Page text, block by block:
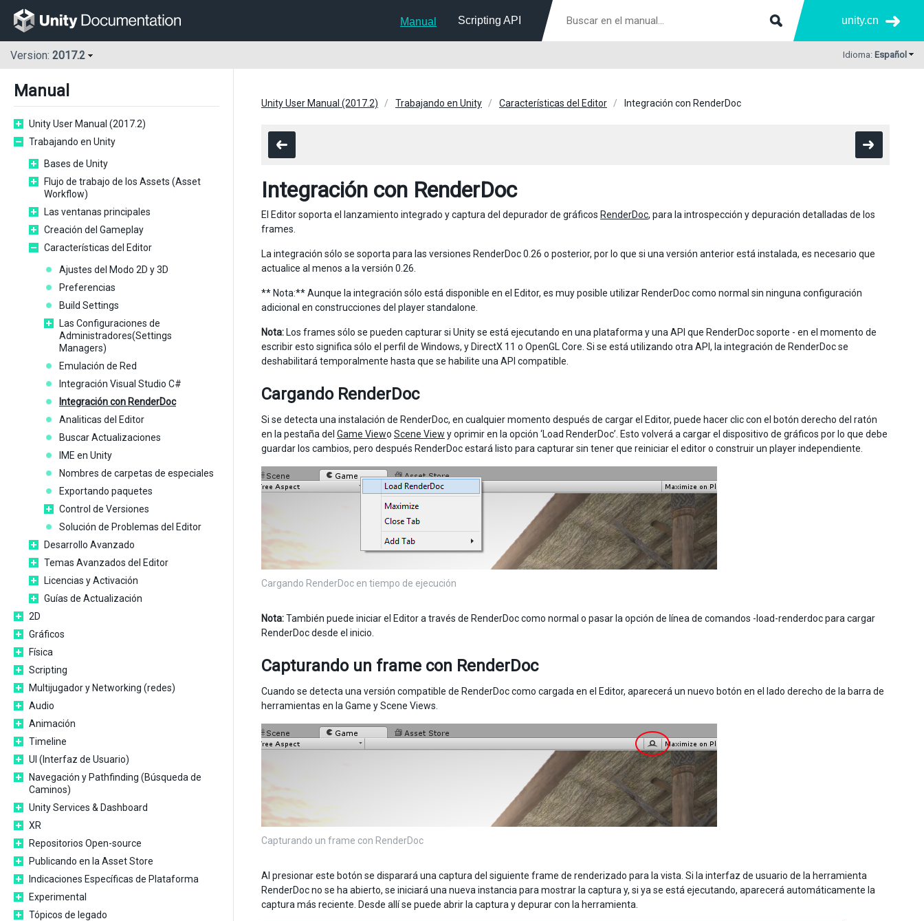
Manual Scripting API unity.cn
Version: 2017.2 Idioma: Español
Manual
Unity User Manual (2017.2)
Trabajando en Unity
Bases de Unity
Flujo de trabajo de los Assets (Asset
Workflow)
Las ventanas principales
Creación del Gameplay
Características del Editor
Ajustes del Modo 2D y 3D
Preferencias
Build Settings
Las Configuraciones de
Administradores(Settings
Managers)
Emulación de Red
Integración Visual Studio C#
Integración con RenderDoc
Analiticas del Editor
Buscar Actualizaciones
IME en Unity
Nombres de carpetas de especiales
Exportando paquetes
Control de Versiones
Solución de Problemas del Editor
Desarrollo Avanzado
Temas Avanzados del Editor
Licencias y Activación
Guías de Actualización
2D
Gráficos
Física
Scripting
Multijugador y Networking (redes)
Audio
Animación
Timeline
UI (Interfaz de Usuario)
Navegación y Pathfinding (Búsqueda de
Caminos)
Unity Services & Dashboard
XR
Repositorios Open-source
Publicando en la Asset Store
Indicaciones Específicas de Plataforma
Experimental
Tópicos de legado
Unity User Manual (2017.2) Trabajando en Unity Características del Editor Integración con RenderDoc
Integración con RenderDoc
El Editor soporta el lanzamiento integrado y captura del depurador de gráficos RenderDoc, para la introspección y depuración detalladas de los
frames.
La integración sólo se soporta para las versiones RenderDoc 0.26 o posterior, por lo que si una versión anterior está instalada, es necesario que
actualice al menos a la versión 0.26.
** Nota:** Aunque la integración sólo está disponible en el Editor, es muy posible utilizar RenderDoc como normal sin ninguna configuración
adicional en construcciones del player standalone.
Nota: Los frames sólo se pueden capturar si Unity se está ejecutando en una plataforma y una API que RenderDoc soporte - en el momento de
escribir esto significa sólo el perfil de Windows, y DirectX 11 o OpenGL Core. Si se está utilizando otra API, la integración de RenderDoc se
deshabilitará temporalmente hasta que se habilite una API compatible.
Cargando RenderDoc
Si se detecta una instalación de RenderDoc, en cualquier momento después de cargar el Editor, puede hacer clic con el botón derecho del ratón
en la pestaña del Game Viewo Scene View y oprimir en la opción ‘Load RenderDoc’. Esto volverá a cargar el dispositivo de gráficos por lo que debe
guardar los cambios, pero después RenderDoc estará listo para capturar sin tener que reiniciar el editor o construir un player independiente.
Cargando RenderDoc en tiempo de ejecución
Nota:También puede iniciar el Editor a través de RenderDoc como normal o pasar la opción de línea de comandos -load-renderdoc para cargar
RenderDoc desde el inicio.
Capturando un frame con RenderDoc
Cuando se detecta una versión compatible de RenderDoc como cargada en el Editor, aparecerá un nuevo botón en el lado derecho de la barra de
herramientas en la Game y Scene Views.
Capturando un frame con RenderDoc
Al presionar este botón se disparará una captura del siguiente frame de renderizado para la vista. Si la interfaz de usuario de la herramienta
RenderDoc no se ha abierto, se iniciará una nueva instancia para mostrar la captura y, si ya se está ejecutando, aparecerá automáticamente la
captura más reciente. Desde allí se puede abrir la captura y depurar con la herramienta.